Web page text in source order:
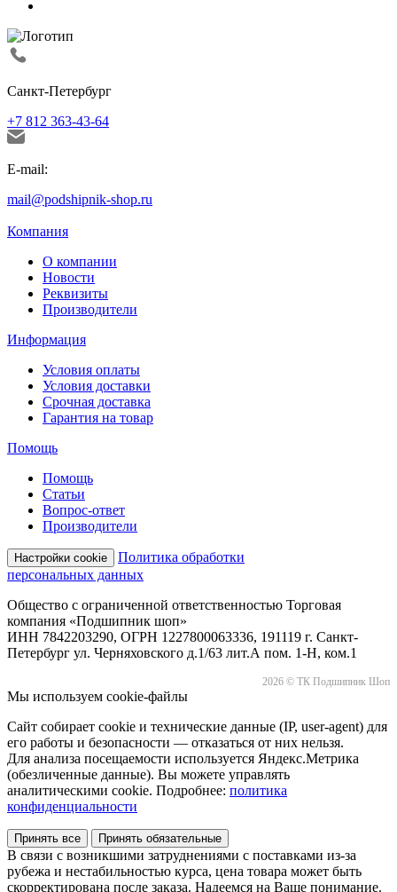
Санкт-Петербург
+7 812 363-43-64
E-mail:
mail@podshipnik-shop.ru
Компания
О компании
Новости
Реквизиты
Производители
Информация
Условия оплаты
Условия доставки
Срочная доставка
Гарантия на товар
Помощь
Помощь
Статьи
Вопрос-ответ
Производители
Настройки cookie
Политика обработки
персональных данных
Общество с ограниченной ответственностью Торговая
компания «Подшипник шоп»
ИНН 7842203290, ОГРН 1227800063336, 191119 г. Санкт-
Петербург ул. Черняховского д.1/63 лит.А пом. 1-Н, ком.1
2026 © ТК Подшипник Шоп
Мы используем cookie-файлы
Сайт собирает cookie и технические данные (IP, user-agent) для
его работы и безопасности — отказаться от них нельзя.
Для анализа посещаемости используется Яндекс.Метрика
(обезличенные данные). Вы можете управлять
аналитическими cookie. Подробнее: политика
конфиденциальности
Принять все Принять обязательные
В связи с возникшими затруднениями с поставками из-за
рубежа и нестабильностью курса, цена товара может быть
скорректирована после заказа. Надеемся на Ваше понимание.